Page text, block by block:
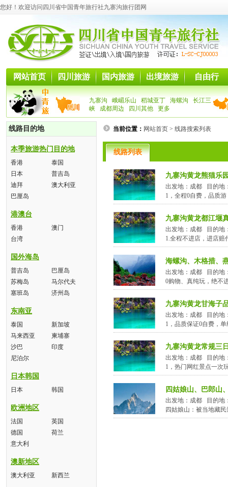
您好！欢迎访问四川省中国青年旅行社九寨沟旅行团网
网站首页 四川旅游 国内旅游 出境旅游 自由行
九寨沟 峨嵋乐山 稻城亚丁 海螺沟
长江三
峡
成都周边 四川其他 更多
线路目的地
本季旅游热门目的地
香港
泰国
日本
普吉岛
迪拜
澳大利亚
巴厘岛
港澳台
香港
澳门
台湾
国外海岛
普吉岛
巴厘岛
苏梅岛
马尔代夫
塞班岛
济州岛
东南亚
泰国
新加坡
马来西亚
柬埔寨
沙巴
印度
尼泊尔
日本韩国
日本 韩国
欧洲地区
法国
英国
德国
荷兰
意大利
澳新地区
澳大利亚 新西兰
当前位置： 网站首页 > 线路搜索列表
线路列表
九寨沟黄龙熊猫乐
出发地：成都 目的地
1，全程0自费，品质
九寨沟黄龙都江堰
出发地：成都 目的地
1.全程不进店，进店赔
海螺沟、木格措、
出发地：成都 目的地
0购物、真纯玩，绝不
九寨沟黄龙甘海子
出发地：成都 目的地
1，品质保证0自费，
九寨沟黄龙常规三
出发地：成都 目的地
1，热门网红景点一次
四姑娘山、巴郎山
出发地：成都 目的地
四姑娘山：被当地藏